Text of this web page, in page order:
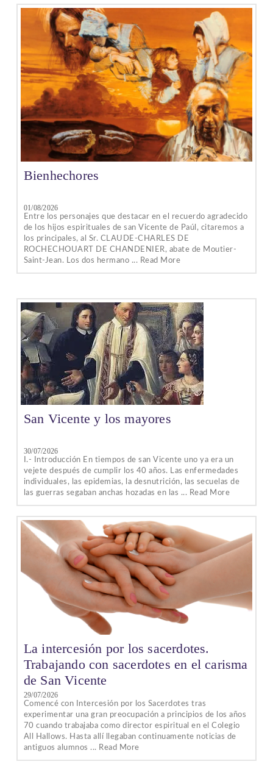
Bienhechores
01/08/2026
Entre los personajes que destacar en el recuerdo agradecido
de los hijos espirituales de san Vicente de Paúl, citaremos a
los principales, al Sr. CLAUDE-CHARLES DE
ROCHECHOUART DE CHANDENIER, abate de Moutier-
Saint-Jean. Los dos hermano ... Read More
San Vicente y los mayores
30/07/2026
I.- Introducción En tiempos de san Vicente uno ya era un
vejete después de cumplir los 40 años. Las enfermedades
individuales, las epidemias, la desnutrición, las secuelas de
las guerras segaban anchas hozadas en las ... Read More
La intercesión por los sacerdotes.
Trabajando con sacerdotes en el carisma
de San Vicente
29/07/2026
Comencé con Intercesión por los Sacerdotes tras
experimentar una gran preocupación a principios de los años
70 cuando trabajaba como director espiritual en el Colegio
All Hallows. Hasta allí llegaban continuamente noticias de
antiguos alumnos ... Read More